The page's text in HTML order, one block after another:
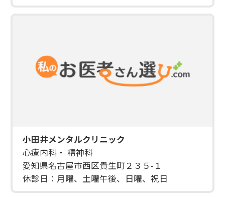
小田井メンタルクリニック
心療内科・ 精神科
愛知県名古屋市西区貴生町２３５-１
休診日：月曜、土曜午後、日曜、祝日